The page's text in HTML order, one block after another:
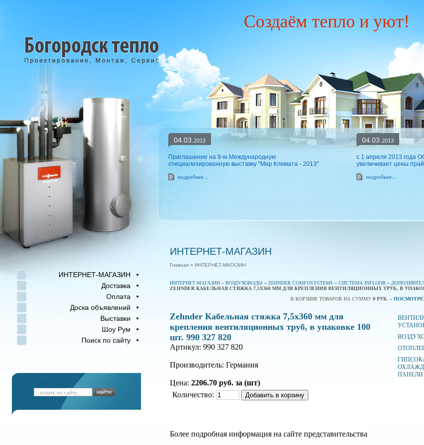
Создаём тепло и уют!
04.03. 2013
Приглашение на 9-ю Международную
специализированную выставку "Мир Климата - 2013"
подробнее...
04.03. 2013
с 1 апреля 2013 года
увеличивает цены
подробнее...
ИНТЕРНЕТ-МАГАЗИН
Доставка
Оплата
Доска объявлений
Выставки
Шоу Рум
Поиск по сайту
ИНТЕРНЕТ-МАГАЗИН
Главная » ИНТЕРНЕТ-МАГАЗИН
ИНТЕРНЕТ-МАГАЗИН » ВОЗДУХОВОДЫ » ZEHNDER COMFOSYSTEMS » СИСТЕМА INFLOOR »
ZEHNDER КАБЕЛЬНАЯ СТЯЖКА 7,5Х360 ММ ДЛЯ КРЕПЛЕНИЯ ВЕНТИЛЯЦИОННЫХ ТРУБ, В
В КОРЗИНЕ ТОВАРОВ НА СУММУ 0 РУБ. »
Zehnder Кабельная стяжка 7,5х360 мм для
крепления вентиляционных труб, в упаковке 100
шт. 990 327 820
Артикул: 990 327 820
Производитель: Германия
Цена: 2206.70 руб. за (шт)
Количество:
Более подробная информация на сайте представительства
ПАНЕЛИ